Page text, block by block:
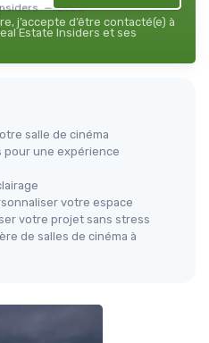
— 2026
j’accepte d’être contacté(e) à
Estate Insiders et ses
salle de cinéma
pour une expérience
votre espace
votre projet sans stress
de salles de cinéma à